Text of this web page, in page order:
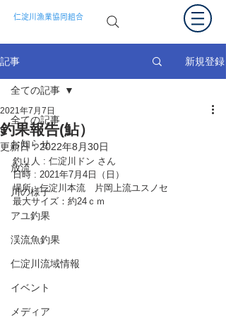
仁淀川漁業協同組合
記事 新規登録
全ての記事
お知らせ
放流
川の様子
アユ釣果
渓流魚釣果
仁淀川流域情報
イベント
メディア
全ての記事
釣果報告(鮎）
2021年7月7日
更新日：2022年8月30日
釣り人 : 仁淀川ドン さん
日時 : 2021年7月4日（日）
場所 : 仁淀川本流　片岡上流ユスノセ
最大サイズ：約24ｃｍ